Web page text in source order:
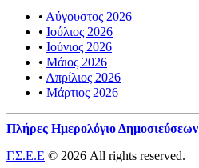
• Αύγουστος 2026
• Ιούλιος 2026
• Ιούνιος 2026
• Μάιος 2026
• Απρίλιος 2026
• Μάρτιος 2026
Πλήρες Ημερολόγιο Δημοσιεύσεων
Γ.Σ.Ε.Ε © 2026 All rights reserved.